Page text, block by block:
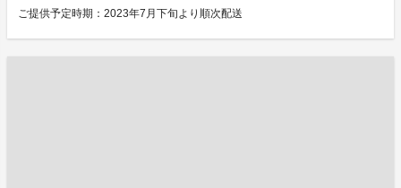
ご提供予定時期：2023年7月下旬より順次配送